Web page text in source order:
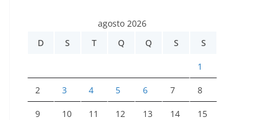
agosto 2026
D
S T Q Q S S
1
2 3 4 5 6 7 8
9 10 11 12 13 14 15